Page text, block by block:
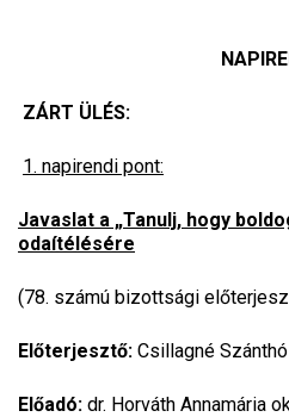
ZÁRT ÜLÉS:
1. napirendi pont:
Javaslat a „Tanulj, hogy
odaítélésére
(78. számú bizottsági
Előterjesztő: Csillagné
Előadó: dr. Horváth Annamária